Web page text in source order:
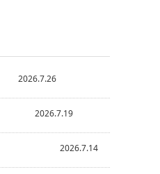
！ 2026.7.14